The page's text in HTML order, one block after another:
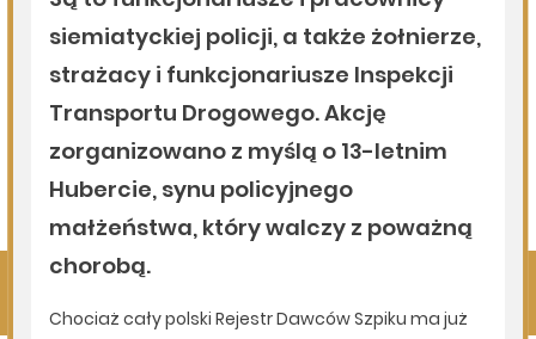
05.08.2026 Podlasie24
Zmiany personalne w diecezji drohiczyńskiej
05.08.2026 Podlasie24
Pielgrzymują sercem. Duchowi pątnicy w parafii Kłopoty-
Stanisławy wspierają Pieszą Pielgrzymkę Drohiczyńską
Kliknij, by wyświetlić wszystkie artykuły